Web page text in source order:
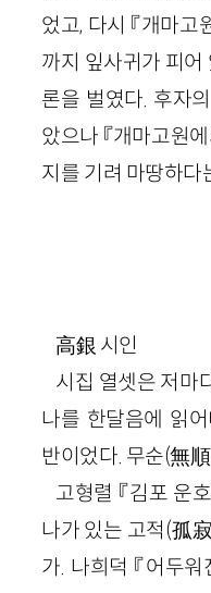
었고, 다시 『개마고
까지 잎사귀가 피어
론을 벌였다. 후자
았으나 『개마고원
지를 기려 마땅하다
高銀 시인
시집 열셋은 저마
나를 한달음에 읽
반이었다. 무순(無
고형렬 『김포 운
나가 있는 고적(孤
가. 나희덕 『어두